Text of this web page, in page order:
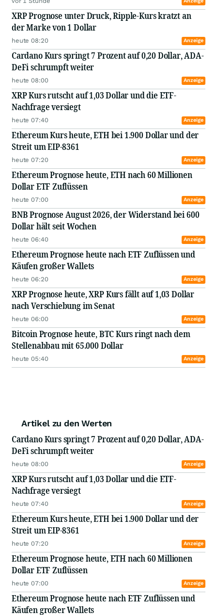
XRP Prognose unter Druck, Ripple-Kurs kratzt an
der Marke von 1 Dollar
heute 08:20 Anzeige
Cardano Kurs springt 7 Prozent auf 0,20 Dollar, ADA-
DeFi schrumpft weiter
heute 08:00 Anzeige
XRP Kurs rutscht auf 1,03 Dollar und die ETF-
Nachfrage versiegt
heute 07:40 Anzeige
Ethereum Kurs heute, ETH bei 1.900 Dollar und der
Streit um EIP-8361
heute 07:20 Anzeige
Ethereum Prognose heute, ETH nach 60 Millionen
Dollar ETF Zuflüssen
heute 07:00 Anzeige
BNB Prognose August 2026, der Widerstand bei 600
Dollar hält seit Wochen
heute 06:40 Anzeige
Ethereum Prognose heute nach ETF Zuflüssen und
Käufen großer Wallets
heute 06:20 Anzeige
XRP Prognose heute, XRP Kurs fällt auf 1,03 Dollar
nach Verschiebung im Senat
heute 06:00 Anzeige
Bitcoin Prognose heute, BTC Kurs ringt nach dem
Stellenabbau mit 65.000 Dollar
heute 05:40 Anzeige
Artikel zu den Werten
Cardano Kurs springt 7 Prozent auf 0,20 Dollar, ADA-
DeFi schrumpft weiter
heute 08:00 Anzeige
XRP Kurs rutscht auf 1,03 Dollar und die ETF-
Nachfrage versiegt
heute 07:40 Anzeige
Ethereum Kurs heute, ETH bei 1.900 Dollar und der
Streit um EIP-8361
heute 07:20 Anzeige
Ethereum Prognose heute, ETH nach 60 Millionen
Dollar ETF Zuflüssen
heute 07:00 Anzeige
Ethereum Prognose heute nach ETF Zuflüssen und
Käufen großer Wallets